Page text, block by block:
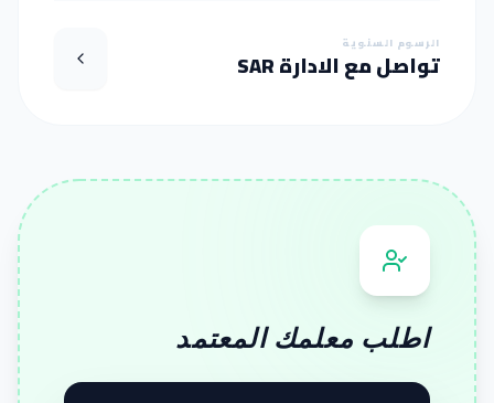
الرسوم السنوية
تواصل مع الادارة SAR
اطلب معلمك المعتمد